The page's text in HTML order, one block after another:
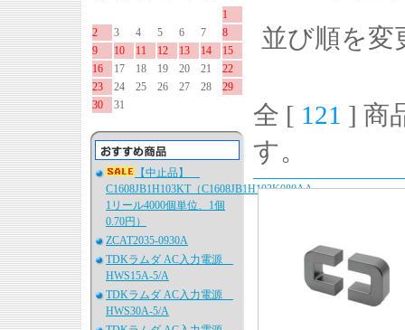
1
2
3 4 5 6 7
8
9
10 11 12 13 14
15
16
17 18 19 20 21
22
23
24 25 26 27 28
29
30
31
【中止品】
C1608JB1H103KT（C1608JB1H103K080AA、
1リール4000個単位、1個
0.70円）
ZCAT2035-0930A
TDKラムダ AC入力電源
HWS15A-5/A
TDKラムダ AC入力電源
HWS30A-5/A
並び順を変
全 [ 121 ] 商
す。